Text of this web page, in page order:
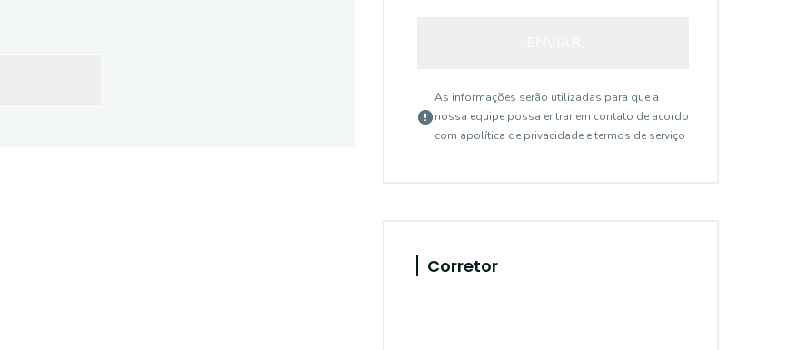
As informações serão utilizadas para que a
nossa equipe possa entrar em contato de acordo
com apolítica de privacidade e termos de serviço
Corretor